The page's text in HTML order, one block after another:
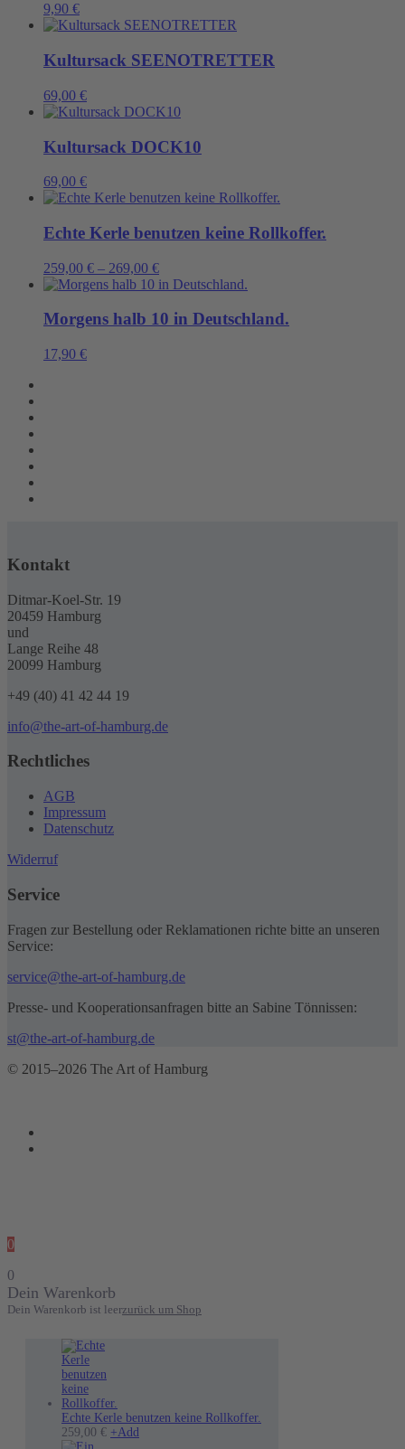
9,90 €
Kultursack SEENOTRETTER
69,00 €
Kultursack DOCK10
69,00 €
Echte Kerle benutzen keine Rollkoffer.
259,00 € – 269,00 €
Morgens halb 10 in Deutschland.
17,90 €
Kontakt
Ditmar-Koel-Str. 19
20459 Hamburg
und
Lange Reihe 48
20099 Hamburg
+49 (40) 41 42 44 19
info@the-art-of-hamburg.de
Rechtliches
AGB
Impressum
Datenschutz
Widerruf
Service
Fragen zur Bestellung oder Reklamationen richte bitte an unseren
Service:
service@the-art-of-hamburg.de
Presse- und Kooperationsanfragen bitte an Sabine Tönnissen:
st@the-art-of-hamburg.de
© 2015–2026 The Art of Hamburg
0
0
Dein Warenkorb
Dein Warenkorb ist leerzurück um Shop
Echte Kerle benutzen keine Rollkoffer.
259,00 € +Add